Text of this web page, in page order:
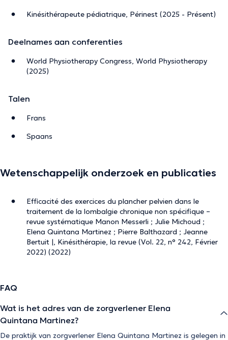
Kinésithérapeute pédiatrique, Périnest (2025 - Présent)
Deelnames aan conferenties
World Physiotherapy Congress, World Physiotherapy
(2025)
Talen
Frans
Spaans
Wetenschappelijk onderzoek en publicaties
Efficacité des exercices du plancher pelvien dans le
traitement de la lombalgie chronique non spécifique –
revue systématique Manon Messerli ; Julie Michoud ;
Elena Quintana Martinez ; Pierre Balthazard ; Jeanne
Bertuit |, Kinésithérapie, la revue (Vol. 22, n° 242, Février
2022) (2022)
FAQ
Wat is het adres van de zorgverlener Elena
Quintana Martinez?
De praktijk van zorgverlener Elena Quintana Martinez is gelegen in